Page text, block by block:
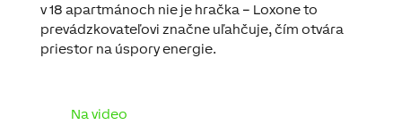
v 18 apartmánoch nie je hračka – Loxone to
prevádzkovateľovi značne uľahčuje, čím otvára
priestor na úspory energie.
Na video